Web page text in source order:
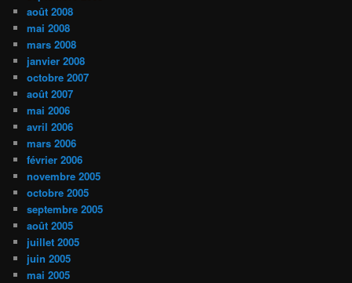
août 2008
mai 2008
mars 2008
janvier 2008
octobre 2007
août 2007
mai 2006
avril 2006
mars 2006
février 2006
novembre 2005
octobre 2005
septembre 2005
août 2005
juillet 2005
juin 2005
mai 2005